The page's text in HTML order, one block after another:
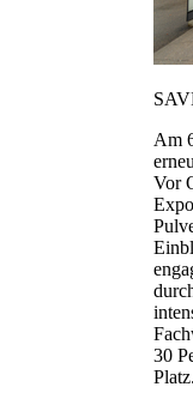
Am
Vor
30
Platz.